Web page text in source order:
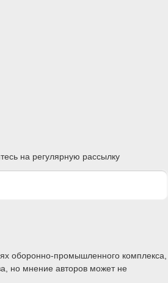
на регулярную рассылку
оборонно-промышленного комплекса,
но мнение авторов может не